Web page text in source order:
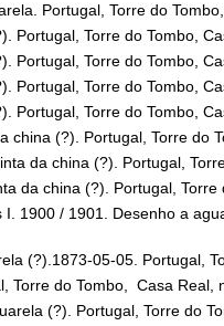
Portugal, Torre do
Torre do Tombo,
Torre do Tombo,
Torre do Tombo,
Torre do Tombo,
(?). Portugal, Torre do
da china (?). Portugal,
da china (?). Portugal,
I. 1900 / 1901. Desenho a
(?).1873-05-05. Portugal,
do Tombo, Casa Real,
(?). Portugal, Torre do